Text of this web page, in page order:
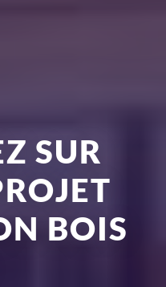
SUR
BOIS